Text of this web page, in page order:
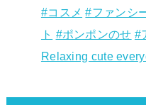
#コスメ #ファンシ
ト #ポンポンのせ #
Relaxing cute